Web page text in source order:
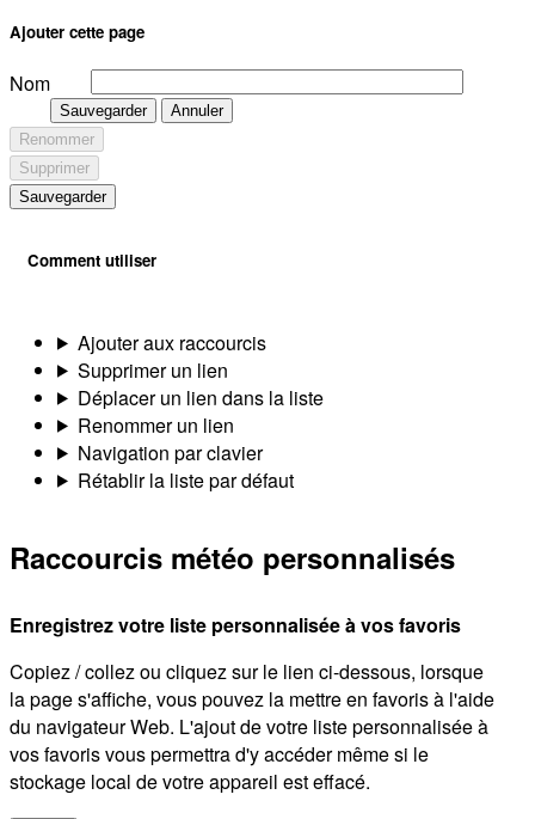
Ajouter cette page
Nom
Sauvegarder
Annuler
Renommer
Supprimer
Sauvegarder
Comment utiliser
Ajouter aux raccourcis
Supprimer un lien
Déplacer un lien dans la liste
Renommer un lien
Navigation par clavier
Rétablir la liste par défaut
Raccourcis météo personnalisés
Enregistrez votre liste personnalisée à vos favoris
Copiez / collez ou cliquez sur le lien ci-dessous, lorsque
la page s'affiche, vous pouvez la mettre en favoris à l'aide
du navigateur Web. L'ajout de votre liste personnalisée à
vos favoris vous permettra d'y accéder même si le
stockage local de votre appareil est effacé.